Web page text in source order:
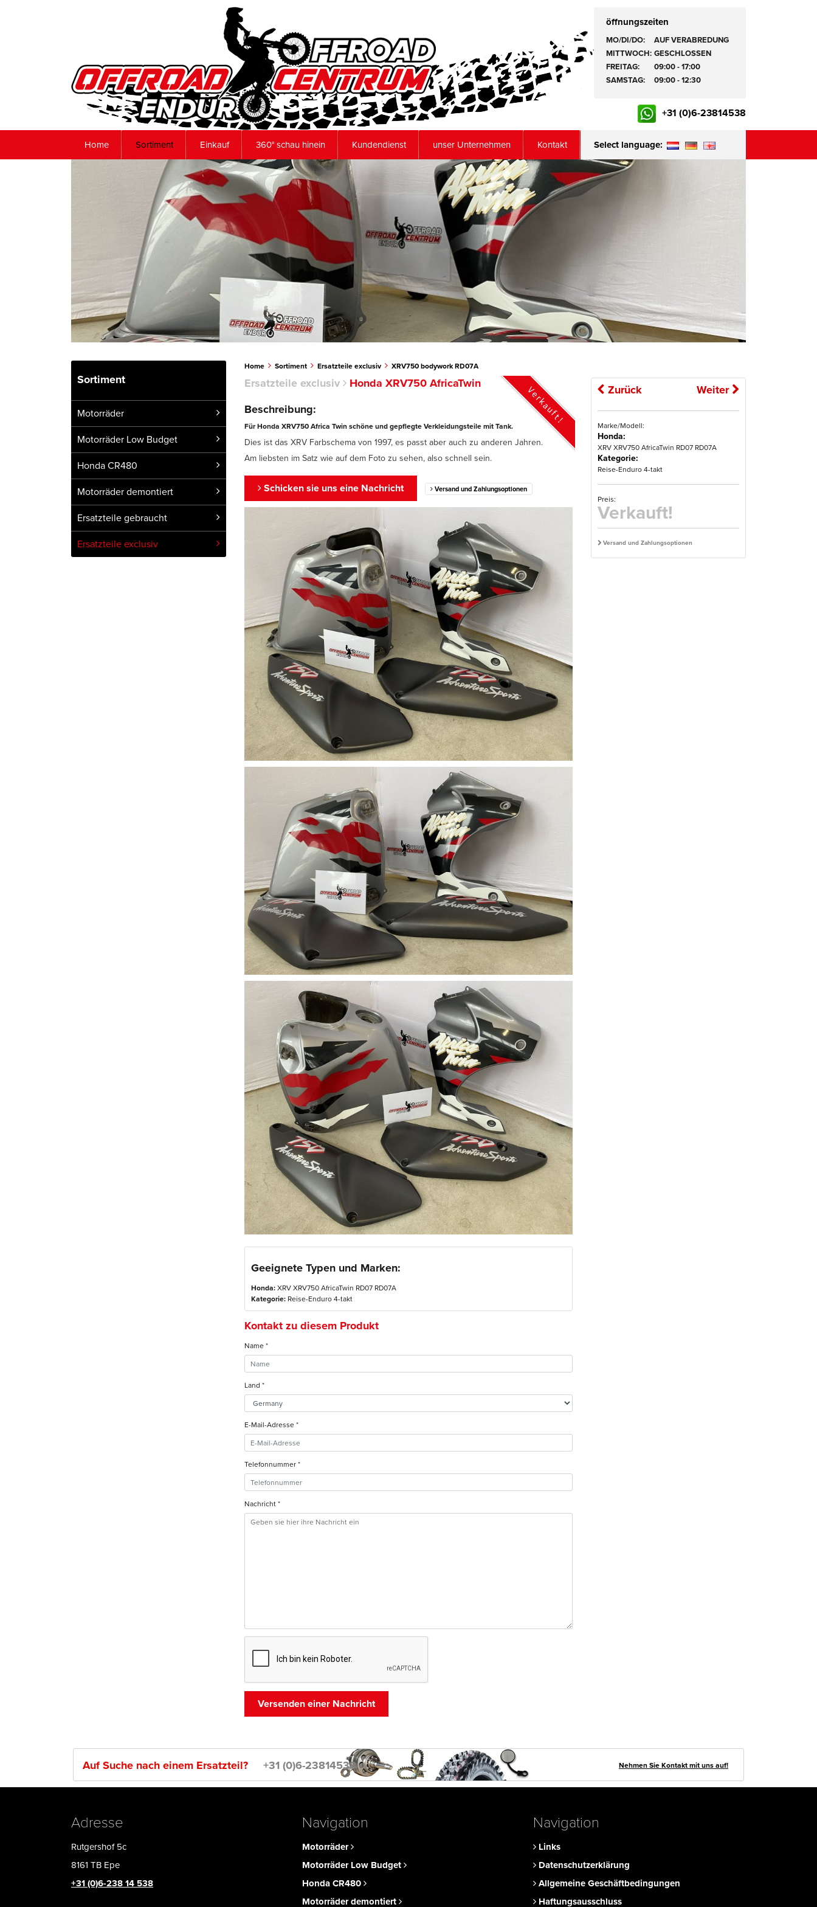
öffnungszeiten
MO/DI/DO:
AUF VERABREDUNG
MITTWOCH: GESCHLOSSEN
FREITAG:
09:00 - 17:00
SAMSTAG:
09:00 - 12:30
+31 (0)6-23814538
Home Sortiment Einkauf 360° schau hinein Kundendienst unser Unternehmen Kontakt Select language:
Sortiment
Motorräder
Motorräder Low Budget
Honda CR480
Motorräder demontiert
Ersatzteile gebraucht
Ersatzteile exclusiv
Home Sortiment Ersatzteile exclusiv XRV750 bodywork RD07A
Verkauft!
Ersatzteile exclusiv
Honda XRV750 AfricaTwin
Beschreibung:
Für Honda XRV750 Africa Twin schöne und gepflegte Verkleidungsteile mit Tank.
Dies ist das XRV Farbschema von 1997, es passt aber auch zu anderen Jahren.
Am liebsten im Satz wie auf dem Foto zu sehen, also schnell sein.
Schicken sie uns eine Nachricht Versand und Zahlungsoptionen
Geeignete Typen und Marken:
Honda: XRV XRV750 AfricaTwin RD07 RD07A
Kategorie: Reise-Enduro 4-takt
Kontakt zu diesem Produkt
Name *
Land *
E-Mail-Adresse *
Telefonnummer *
Nachricht *
Zurück Weiter
Marke/Modell:
Honda:
XRV XRV750 AfricaTwin RD07 RD07A
Kategorie:
Reise-Enduro 4-takt
Preis:
Verkauft!
Versand und Zahlungsoptionen
Auf Suche nach einem Ersatzteil? +31 (0)6-23814538 Nehmen Sie Kontakt mit uns auf!
Adresse
Rutgershof 5c
8161 TB Epe
+31 (0)6-238 14 538
Navigation
Motorräder
Motorräder Low Budget
Honda CR480
Motorräder demontiert
Navigation
Links
Datenschutzerklärung
Allgemeine Geschäftbedingungen
Haftungsausschluss